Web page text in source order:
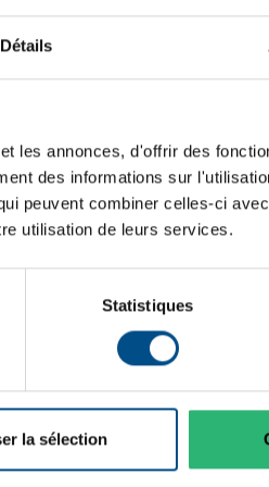
Détails
les annonces, d'offrir des
des informations sur
peuvent combiner celles-ci
utilisation de leurs services.
Statistiques
la sélection
Stockage de données:
Génération de CPU:
Système d'exploitation:
Cœurs de processeur:
Connectique:
Programme de partenariat:
Puce graphique intégrée: